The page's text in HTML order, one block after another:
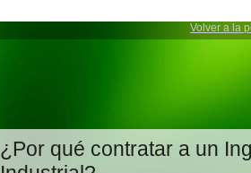
¿Por qué contratar a un
Volver a la